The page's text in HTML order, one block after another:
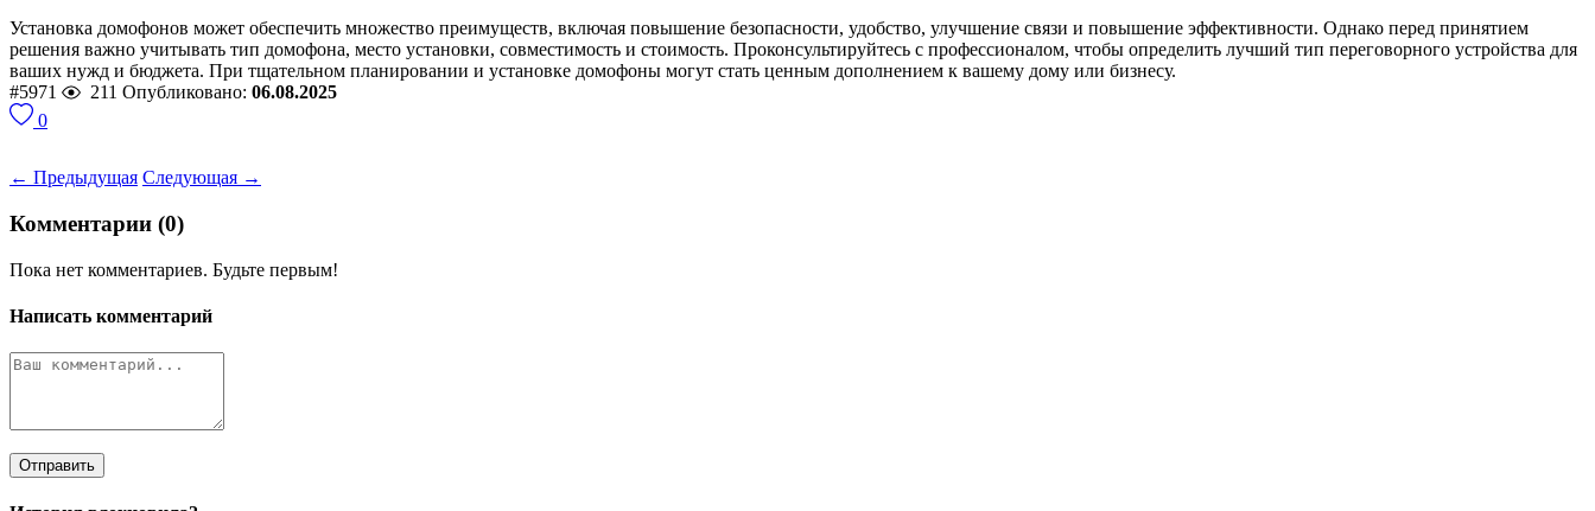
Установка домофонов может обеспечить множество преимуществ, включая повышение безопасности, удобство, улучшение связи и повышение эффективности. Однако перед принятием
решения важно учитывать тип домофона, место установки, совместимость и стоимость. Проконсультируйтесь с профессионалом, чтобы определить лучший тип переговорного устройства для
ваших нужд и бюджета. При тщательном планировании и установке домофоны могут стать ценным дополнением к вашему дому или бизнесу.
#5971
211 Опубликовано: 06.08.2025
0
← Предыдущая Следующая →
Комментарии (0)
Пока нет комментариев. Будьте первым!
Написать комментарий
Отправить